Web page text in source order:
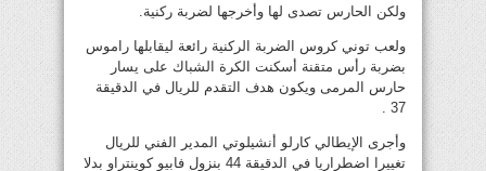
ولكن الحارس تصدى لها وأخرجها لضربة ركنية.
ولعب توني كروس الضربة الركنية رائعة ليقابلها راموس
بضربة رأس متقنة أسكنت الكرة الشباك على يسار
حارس المرمى ويكون هدف التقدم للريال في الدقيقة
37 .
وأجرى الإيطالي كارلو أنشيلوتي المدير الفني للريال
تغييرا اضطراريا في الدقيقة 44 بنزول فابيو كوينتراو بدلا